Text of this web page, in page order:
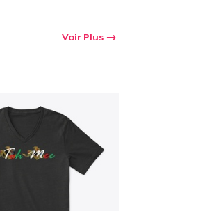
Voir Plus